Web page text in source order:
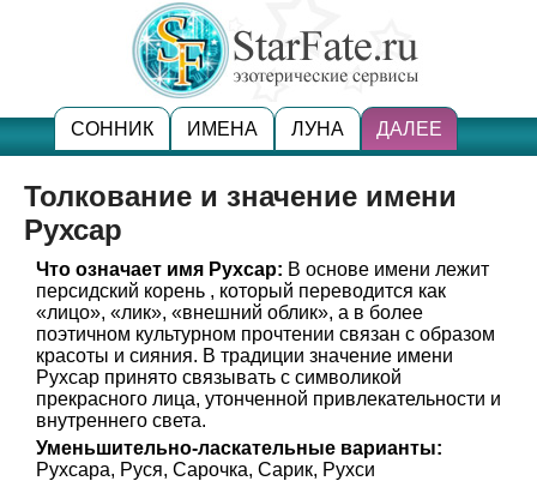
СОННИК ИМЕНА ЛУНА ДАЛЕЕ
Толкование и значение имени
Рухсар
Что означает имя Рухсар: В основе имени лежит
персидский корень , который переводится как
«лицо», «лик», «внешний облик», а в более
поэтичном культурном прочтении связан с образом
красоты и сияния. В традиции значение имени
Рухсар принято связывать с символикой
прекрасного лица, утонченной привлекательности и
внутреннего света.
Уменьшительно-ласкательные варианты:
Рухсара, Руся, Сарочка, Сарик, Рухси